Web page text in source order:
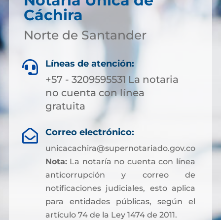
Cáchira
Norte de Santander
 Líneas de atención:
+57 - 3209595531 La notaria
no cuenta con línea
gratuita
 Correo electrónico:
unicacachira@supernotariado.gov.co
Nota:La notaría no cuenta con línea
anticorrupción y correo de
notificaciones judiciales, esto aplica
para entidades públicas, según el
artículo 74 de la Ley 1474 de 2011.